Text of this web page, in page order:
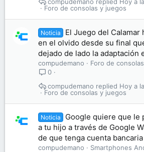
Foro de consolas y juegos
Noticia
El Juego del Calamar
en el olvido desde su final
dejado de lado la adaptación
compudemano
Foro de
0
Foro de consolas y juegos
Hoy a
compudemano
Noticia
Google quiere que le
a tu hijo a través de Google
de que tenga cuenta bancaria
compudemano
Smartphones